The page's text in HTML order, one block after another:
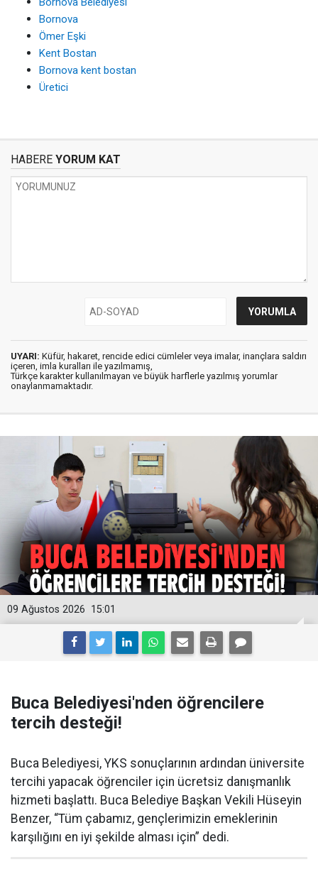
Bornova
Ömer Eşki
Kent Bostan
Bornova kent bostan
Üretici
HABERE YORUM KAT
UYARI: Küfür, hakaret, rencide edici cümleler veya imalar, inançlara saldırı
içeren, imla kuralları ile yazılmamış,
Türkçe karakter kullanılmayan ve büyük harflerle yazılmış yorumlar
onaylanmamaktadır.
15:01
09 Ağustos 2026
Buca Belediyesi'nden öğrencilere
tercih desteği!
Buca Belediyesi, YKS sonuçlarının ardından üniversite
tercihi yapacak öğrenciler için ücretsiz danışmanlık
hizmeti başlattı. Buca Belediye Başkan Vekili Hüseyin
Benzer, “Tüm çabamız, gençlerimizin emeklerinin
karşılığını en iyi şekilde alması için” dedi.